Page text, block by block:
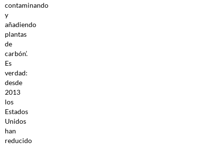
contaminando
y
añadiendo
plantas
de
carbón’.
Es
verdad:
desde
2013
los
Estados
Unidos
han
reducido